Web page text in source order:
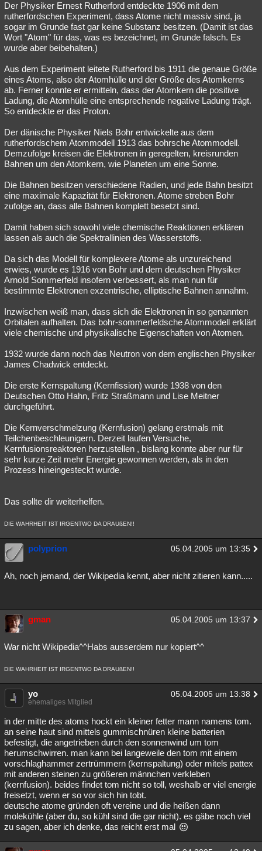
Der Physiker Ernest Rutherford entdeckte 1906 mit dem
rutherfordschen Experiment, dass Atome nicht massiv sind, ja
sogar im Grunde fast gar keine Substanz besitzen. (Damit ist das
Wort "Atom" für das, was es bezeichnet, im Grunde falsch. Es
wurde aber beibehalten.)
Aus dem Experiment leitete Rutherford bis 1911 die genaue Größe
eines Atoms, also der Atomhülle und der Größe des Atomkerns
ab. Ferner konnte er ermitteln, dass der Atomkern die positive
Ladung, die Atomhülle eine entsprechende negative Ladung trägt.
So entdeckte er das Proton.
Der dänische Physiker Niels Bohr entwickelte aus dem
rutherfordschem Atommodell 1913 das bohrsche Atommodell.
Demzufolge kreisen die Elektronen in geregelten, kreisrunden
Bahnen um den Atomkern, wie Planeten um eine Sonne.
Die Bahnen besitzen verschiedene Radien, und jede Bahn besitzt
eine maximale Kapazität für Elektronen. Atome streben Bohr
zufolge an, dass alle Bahnen komplett besetzt sind.
Damit haben sich sowohl viele chemische Reaktionen erklären
lassen als auch die Spektrallinien des Wasserstoffs.
Da sich das Modell für komplexere Atome als unzureichend
erwies, wurde es 1916 von Bohr und dem deutschen Physiker
Arnold Sommerfeld insofern verbessert, als man nun für
bestimmte Elektronen exzentrische, elliptische Bahnen annahm.
Inzwischen weiß man, dass sich die Elektronen in so genannten
Orbitalen aufhalten. Das bohr-sommerfeldsche Atommodell erklärt
viele chemische und physikalische Eigenschaften von Atomen.
1932 wurde dann noch das Neutron von dem englischen Physiker
James Chadwick entdeckt.
Die erste Kernspaltung (Kernfission) wurde 1938 von den
Deutschen Otto Hahn, Fritz Straßmann und Lise Meitner
durchgeführt.
Die Kernverschmelzung (Kernfusion) gelang erstmals mit
Teilchenbeschleunigern. Derzeit laufen Versuche,
Kernfusionsreaktoren herzustellen , bislang konnte aber nur für
sehr kurze Zeit mehr Energie gewonnen werden, als in den
Prozess hineingesteckt wurde.
Das sollte dir weiterhelfen.
DIE WAHRHEIT IST IRGENTWO DA DRAUßEN!!
polyprion 05.04.2005 um 13:35
Ah, noch jemand, der Wikipedia kennt, aber nicht zitieren kann.....
gman 05.04.2005 um 13:37
War nicht Wikipedia^^Habs ausserdem nur kopiert^^
DIE WAHRHEIT IST IRGENTWO DA DRAUßEN!!
yo 05.04.2005 um 13:38
ehemaliges Mitglied
in der mitte des atoms hockt ein kleiner fetter mann namens tom.
an seine haut sind mittels gummischnüren kleine batterien
befestigt, die angetrieben durch den sonnenwind um tom
herumschwirren. man kann bei langeweile den tom mit einem
vorschlaghammer zertrümmern (kernspaltung) oder mitels pattex
mit anderen steinen zu größeren männchen verkleben
(kernfusion). beides findet tom nicht so toll, weshalb er viel energie
freisetzt, wenn er so vor sich hin tobt.
deutsche atome gründen oft vereine und die heißen dann
molekühle (aber du, so kühl sind die gar nicht). es gäbe noch viel
zu sagen, aber ich denke, das reicht erst mal